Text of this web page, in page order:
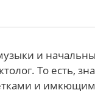
и
То есть,
и